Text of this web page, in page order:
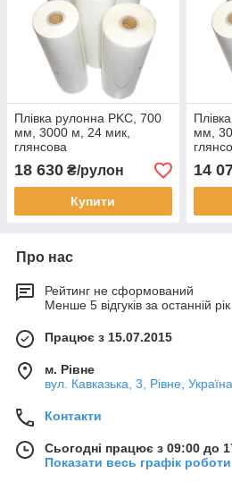
Плівка рулонна PKC, 700
мм, 3000 м, 24 мик,
глянсова
18 630 ₴/рулон
Купити
мм,
14
Про нас
Рейтинг не сформований
Менше 5 відгуків за останній рік
Працює з 15.07.2015
м. Рівне
вул. Кавказька, 3, Рівне, Україна
Контакти
Сьогодні працює з 09:00 до
Показати весь графік роботи